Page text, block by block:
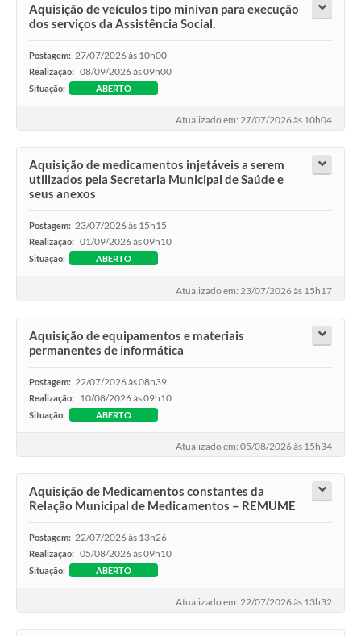
Links
Serviços Online
Enquete
Agenda
SIC
Aquisição de veículos tipo minivan para execução
dos serviços da Assistência Social.
Postagem: 27/07/2026 às 10h00
Realização: 08/09/2026 às 09h00
Situação: ABERTO
Atualizado em: 27/07/2026 às 10h04
Aquisição de medicamentos injetáveis a serem
utilizados pela Secretaria Municipal de Saúde e
seus anexos
Postagem: 23/07/2026 às 15h15
Realização: 01/09/2026 às 09h10
Situação: ABERTO
Atualizado em: 23/07/2026 às 15h17
Aquisição de equipamentos e materiais
permanentes de informática
Postagem: 22/07/2026 às 08h39
Realização: 10/08/2026 às 09h10
Situação: ABERTO
Atualizado em: 05/08/2026 às 15h34
Aquisição de Medicamentos constantes da
Relação Municipal de Medicamentos – REMUME
Postagem: 22/07/2026 às 13h26
Realização: 05/08/2026 às 09h10
Situação: ABERTO
Atualizado em: 22/07/2026 às 13h32